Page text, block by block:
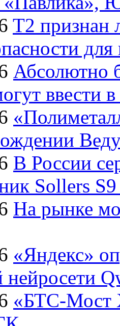
T2 признан
Абсолютно
ввести в
В России
Sollers
На рынке
«Яндекс»
нейросети
«БТС-Мост